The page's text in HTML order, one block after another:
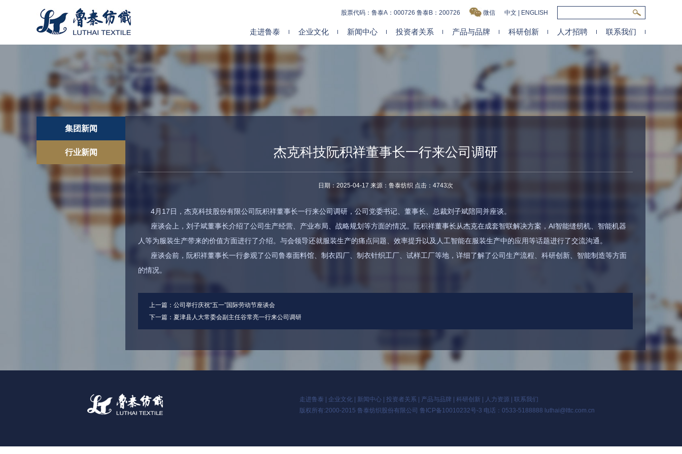
中文 ENGLISH
微信
股票代码：鲁泰A：000726 鲁泰B：200726
走进鲁泰 企业文化 新闻中心 投资者关系 产品与品牌 科研创新 人才招聘 联系我们
集团新闻
行业新闻 杰克科技阮积祥董事长一行来公司调研
日期：2025-04-17 来源：鲁泰纺织 点击：4743次
4月17日，杰克科技股份有限公司阮积祥董事长一行来公司调研，公司党委书记、董事长、总裁刘子斌陪同并座谈。
座谈会上，刘子斌董事长介绍了公司生产经营、产业布局、战略规划等方面的情况。阮积祥董事长从杰克在成套智联解决方案，AI智能缝纫机、智能机器
人等为服装生产带来的价值方面进行了介绍。与会领导还就服装生产的痛点问题、效率提升以及人工智能在服装生产中的应用等话题进行了交流沟通。
座谈会前，阮积祥董事长一行参观了公司鲁泰面料馆、制衣四厂、制衣针织工厂、试样工厂等地，详细了解了公司生产流程、科研创新、智能制造等方面
的情况。
上一篇： 公司举行庆祝“五一”国际劳动节座谈会
下一篇： 夏津县人大常委会副主任谷常亮一行来公司调研
走进鲁泰 企业文化 新闻中心 投资者关系 产品与品牌 科研创新 人力资源
联系我们
版权所有:2000-2015 鲁泰纺织股份有限公司 鲁ICP备10010232号-3 电话：0533-5188888 luthai@lttc.com.cn